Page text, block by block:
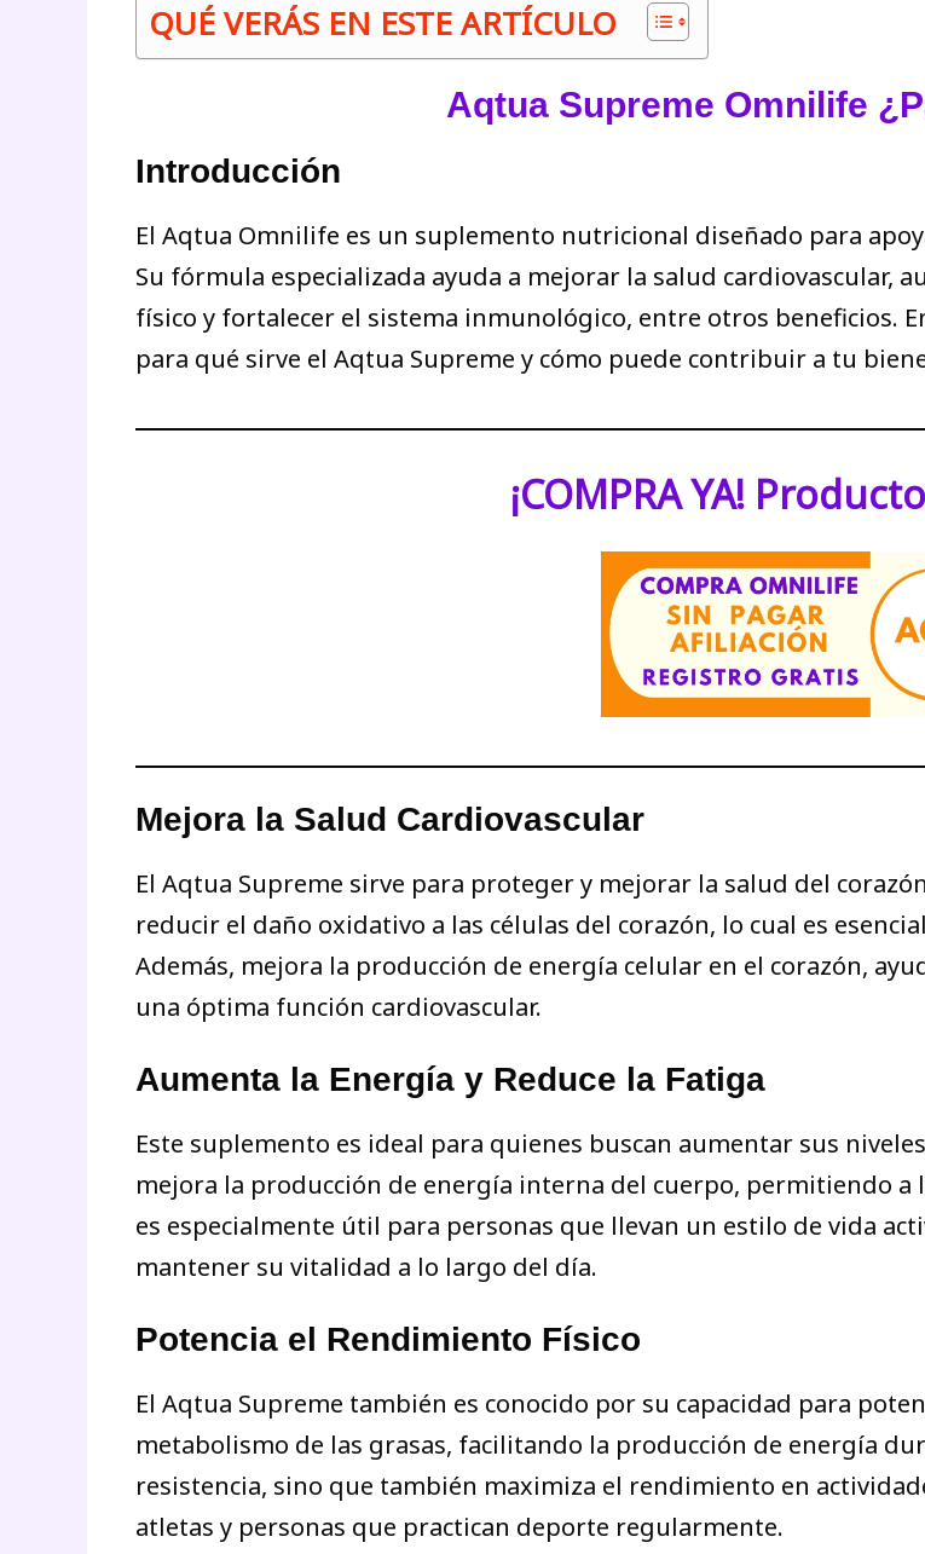
QUÉ VERÁS EN ESTE ARTÍCULO
Aqtua Supreme Omnilife
Introducción
El Aqtua Omnilife es un suplemento nutricional diseñado para
Su fórmula especializada ayuda a mejorar la salud cardiovascular,
físico y fortalecer el sistema inmunológico, entre otros beneficios.
para qué sirve el Aqtua Supreme y cómo puede contribuir a tu
¡COMPRA YA!
Mejora la Salud Cardiovascular
El Aqtua Supreme sirve para proteger y mejorar la salud del
reducir el daño oxidativo a las células del corazón, lo cual es
Además, mejora la producción de energía celular en el corazón,
una óptima función cardiovascular.
Aumenta la Energía y Reduce la Fatiga
Este suplemento es ideal para quienes buscan aumentar sus
mejora la producción de energía interna del cuerpo, permitiendo a
es especialmente útil para personas que llevan un estilo de vida
mantener su vitalidad a lo largo del día.
Potencia el Rendimiento Físico
El Aqtua Supreme también es conocido por su capacidad para
metabolismo de las grasas, facilitando la producción de energía
resistencia, sino que también maximiza el rendimiento en
atletas y personas que practican deporte regularmente.